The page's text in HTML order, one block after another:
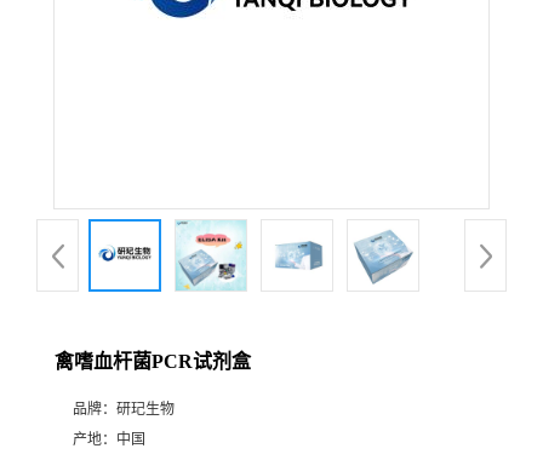
禽嗜血杆菌PCR试剂盒
品牌： 研玘生物
产地： 中国